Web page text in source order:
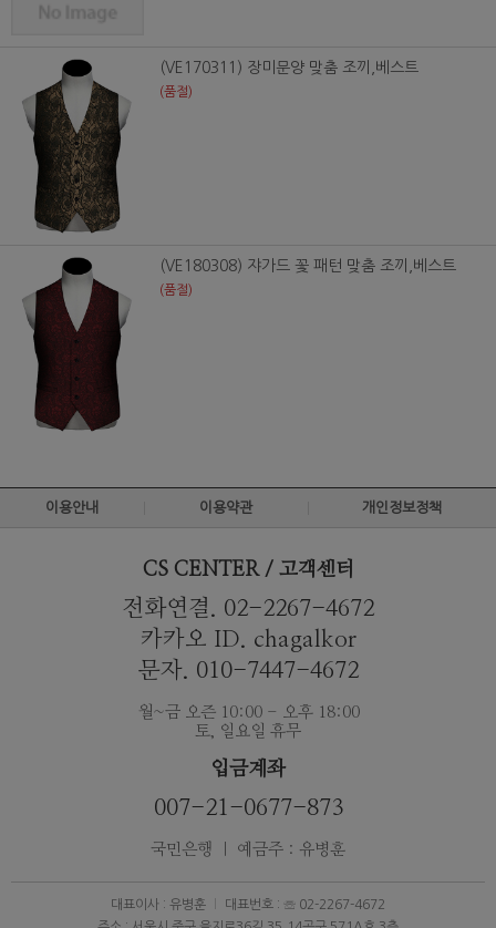
(VE170311) 장미문양 맞춤 조끼,베스트
(품절)
(VE180308) 쟈가드 꽃 패턴 맞춤 조끼,베스트
(품절)
이용안내 이용약관 개인정보정책
CS CENTER / 고객센터
전화연결. 02-2267-4672
카카오 ID. chagalkor
문자. 010-7447-4672
월~금 오즌 10:00 - 오후 18:00
토, 일요일 휴무
입금계좌
007-21-0677-873
국민은행 ｜ 예금주 : 유병훈
대표이사 : 유병훈
대표번호 : ☏ 02-2267-4672